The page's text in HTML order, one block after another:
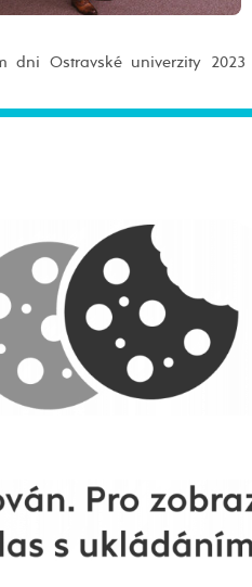
dni Ostravské univerzity